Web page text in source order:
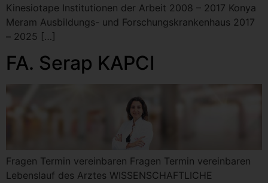
Kinesiotape Institutionen der Arbeit 2008 – 2017 Konya
Meram Ausbildungs- und Forschungskrankenhaus 2017
– 2025 […]
FA. Serap KAPCI
Fragen Termin vereinbaren Fragen Termin vereinbaren
Lebenslauf des Arztes WISSENSCHAFTLICHE